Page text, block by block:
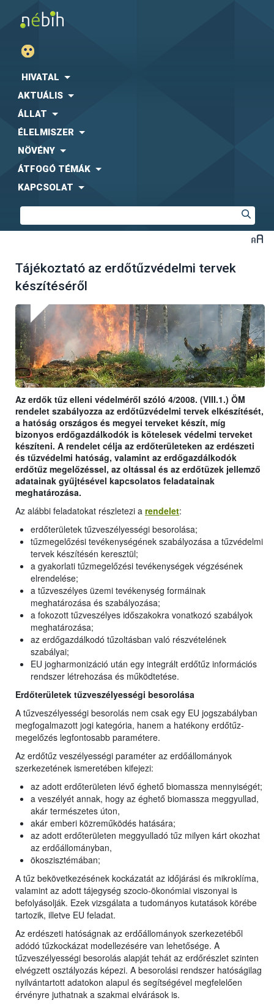
HIVATAL
AKTUÁLIS
ÁLLAT
ÉLELMISZER
NÖVÉNY
ÁTFOGÓ TÉMÁK
KAPCSOLAT
Tájékoztató az erdőtűzvédelmi tervek
készítéséről
Az erdők tűz elleni védelméről szóló 4/2008. (VIII.1.) ÖM
rendelet szabályozza az erdőtűzvédelmi tervek elkészítését,
a hatóság országos és megyei terveket készít, míg
bizonyos erdőgazdálkodók is kötelesek védelmi terveket
készíteni. A rendelet célja az erdőterületeken az erdészeti
és tűzvédelmi hatóság, valamint az erdőgazdálkodók
erdőtűz megelőzéssel, az oltással és az erdőtüzek jellemző
adatainak gyűjtésével kapcsolatos feladatainak
meghatározása.
Az alábbi feladatokat részletezi a rendelet:
erdőterületek tűzveszélyességi besorolása;
tűzmegelőzési tevékenységének szabályozása a tűzvédelmi
tervek készítésén keresztül;
a gyakorlati tűzmegelőzési tevékenységek végzésének
elrendelése;
a tűzveszélyes üzemi tevékenység formáinak
meghatározása és szabályozása;
a fokozott tűzveszélyes időszakokra vonatkozó szabályok
meghatározása;
az erdőgazdálkodó tűzoltásban való részvételének
szabályai;
EU jogharmonizáció után egy integrált erdőtűz információs
rendszer létrehozása és működtetése.
Erdőterületek tűzveszélyességi besorolása
A tűzveszélyességi besorolás nem csak egy EU jogszabályban
megfogalmazott jogi kategória, hanem a hatékony erdőtűz-
megelőzés legfontosabb paramétere.
Az erdőtűz veszélyességi paraméter az erdőállományok
szerkezetének ismeretében kifejezi:
az adott erdőterületen lévő éghető biomassza mennyiségét;
a veszélyét annak, hogy az éghető biomassza meggyullad,
akár természetes úton,
akár emberi közreműködés hatására;
az adott erdőterületen meggyulladó tűz milyen kárt okozhat
az erdőállományban,
ökoszisztémában;
A tűz bekövetkezésének kockázatát az időjárási és mikroklíma,
valamint az adott tájegység szocio-ökonómiai viszonyai is
befolyásolják. Ezek vizsgálata a tudományos kutatások körébe
tartozik, illetve EU feladat.
Az erdészeti hatóságnak az erdőállományok szerkezetéből
adódó tűzkockázat modellezésére van lehetősége. A
tűzveszélyességi besorolás alapját tehát az erdőrészlet szinten
elvégzett osztályozás képezi. A besorolási rendszer hatóságilag
nyilvántartott adatokon alapul és segítségével megfelelően
érvényre juthatnak a szakmai elvárások is.